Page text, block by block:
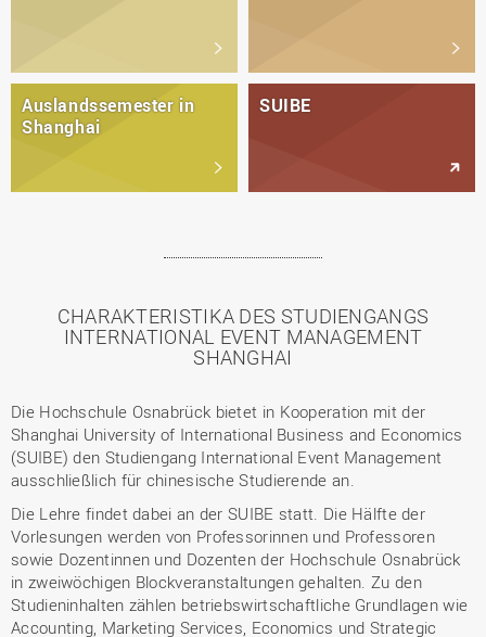
Auslandssemester in
Shanghai
SUIBE
CHARAKTERISTIKA DES STUDIENGANGS
INTERNATIONAL EVENT MANAGEMENT
SHANGHAI
Die Hochschule Osnabrück bietet in Kooperation mit der
Shanghai University of International Business and Economics
(SUIBE) den Studiengang International Event Management
ausschließlich für chinesische Studierende an.
Die Lehre findet dabei an der SUIBE statt. Die Hälfte der
Vorlesungen werden von Professorinnen und Professoren
sowie Dozentinnen und Dozenten der Hochschule Osnabrück
in zweiwöchigen Blockveranstaltungen gehalten. Zu den
Studieninhalten zählen betriebswirtschaftliche Grundlagen wie
Accounting, Marketing Services, Economics und Strategic